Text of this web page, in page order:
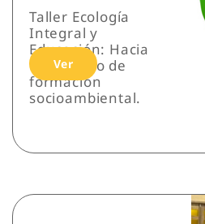
Taller Ecología
Integral y
Educación: Hacia
un modelo de
formación
socioambiental.
Ver